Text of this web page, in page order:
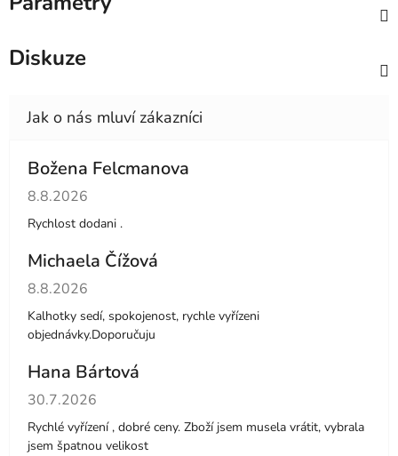
Diskuze
Božena Felcmanova
Hodnocení obchodu je 5 z 5 hvězdiček.
8.8.2026
Rychlost dodani .
Michaela Čížová
Hodnocení obchodu je 5 z 5 hvězdiček.
8.8.2026
Kalhotky sedí, spokojenost, rychle vyřízeni
objednávky.Doporučuju
Hana Bártová
Hodnocení obchodu je 4 z 5 hvězdiček.
30.7.2026
Rychlé vyřízení , dobré ceny. Zboží jsem musela vrátit, vybrala
jsem špatnou velikost